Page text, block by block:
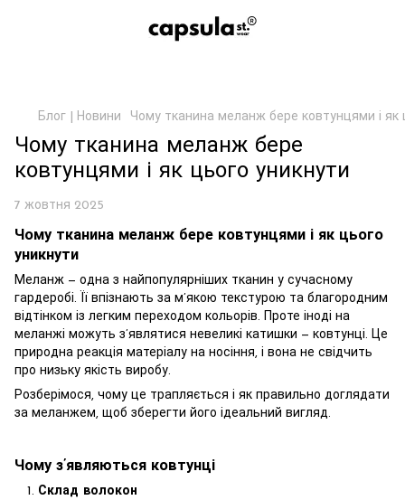
Блог | Новини Чому тканина меланж бере ковтунцями і як
Чому тканина меланж бере
ковтунцями і як цього уникнути
7 жовтня 2025
Чому тканина меланж бере ковтунцями і як цього
уникнути
Меланж — одна з найпопулярніших тканин у сучасному
гардеробі. Її впізнають за м’якою текстурою та благородним
відтінком із легким переходом кольорів. Проте іноді на
меланжі можуть з’являтися невеликі катишки — ковтунці. Це
природна реакція матеріалу на носіння, і вона не свідчить
про низьку якість виробу.
Розберімося, чому це трапляється і як правильно доглядати
за меланжем, щоб зберегти його ідеальний вигляд.
Чому з’являються ковтунці
Склад волокон